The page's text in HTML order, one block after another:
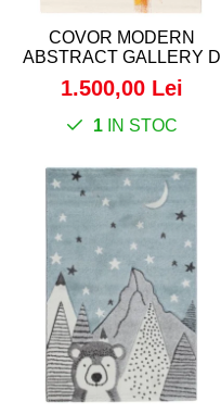
COVOR MODERN
ABSTRACT GALLERY D
1.500,00 Lei
1IN STOC